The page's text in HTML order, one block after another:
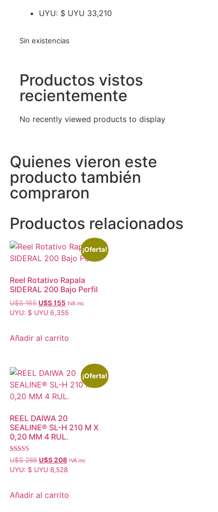
UYU: $ UYU 33,210
Sin existencias
Productos vistos
recientemente
No recently viewed products to display
Quienes vieron este
producto también
compraron
Productos relacionados
¡Oferta!
Reel Rotativo Rapala
SIDERAL 200 Bajo Perfil
U$S165 U$S155 IVA inc
UYU: $ UYU 6,355
Añadir al carrito
¡Oferta!
REEL DAIWA 20
SEALINE® SL-H 210 M X
0,20 MM 4 RUL.
Valorado
con
4.95
U$S288 U$S208 IVA inc
UYU: $ UYU 8,528
Añadir al carrito